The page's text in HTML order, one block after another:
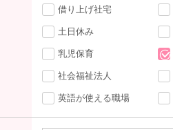
借り上げ社宅
土日休み
乳児保育
社会福祉法人
英語が使える職場